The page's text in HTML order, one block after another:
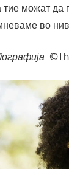
тие можат да
во
: